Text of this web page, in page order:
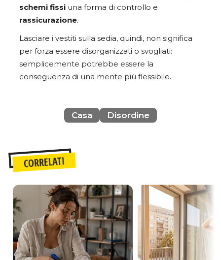
schemi fissi una forma di controllo e
rassicurazione.
Lasciare i vestiti sulla sedia, quindi, non significa
per forza essere disorganizzati o svogliati:
semplicemente potrebbe essere la
conseguenza di una mente più flessibile.
Casa Disordine
CORRELATI